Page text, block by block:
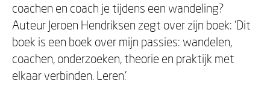
coachen en coach je tijdens een wandeling?
Auteur Jeroen Hendriksen zegt over zijn boek: 'Dit
boek is een boek over mijn passies: wandelen,
coachen, onderzoeken, theorie en praktijk met
elkaar verbinden. Leren.'